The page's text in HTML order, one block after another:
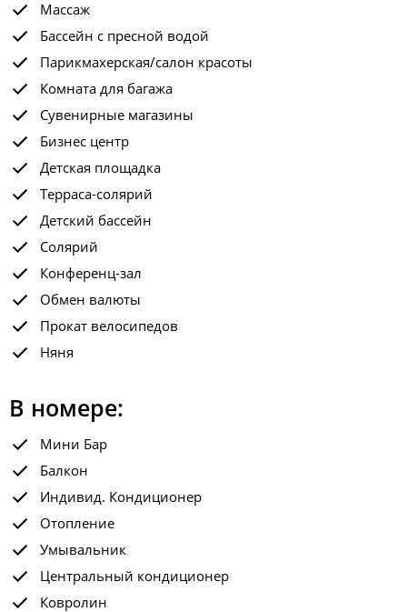
Массаж
Бассейн с пресной водой
Парикмахерская/салон красоты
Комната для багажа
Сувенирные магазины
Бизнес центр
Детская площадка
Терраса-солярий
Детский бассейн
Солярий
Конференц-зал
Обмен валюты
Прокат велосипедов
Няня
В номере:
Мини Бар
Балкон
Индивид. Кондиционер
Отопление
Умывальник
Центральный кондиционер
Ковролин